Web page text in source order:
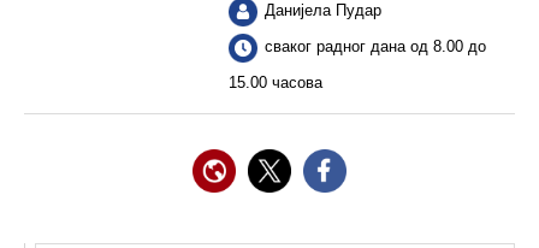
Данијела Пудар
сваког радног дана од 8.00 до
15.00 часова